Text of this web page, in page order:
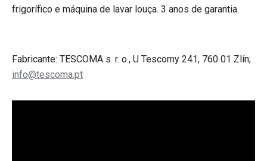
frigorífico e máquina de lavar louça. 3 anos de garantia.
Fabricante: TESCOMA s. r. o., U Tescomy 241, 760 01 Zlín;
info@tescoma.pt